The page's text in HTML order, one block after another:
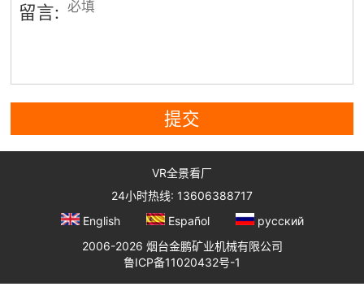
留言:
提交
VR全景看厂
24小时热线: 13606388717
English
Español
русский
2006-2026 烟台金鹏矿业机械有限公司
鲁ICP备11020432号-1